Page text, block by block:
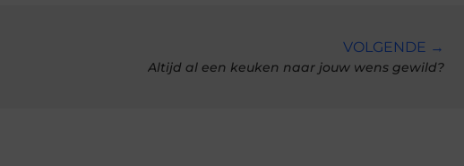
VOLGENDE →
Altijd al een keuken naar jouw wens gewild?